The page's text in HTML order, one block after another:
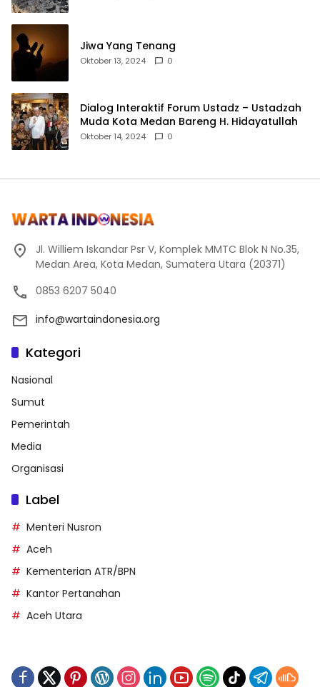
Jiwa Yang Tenang
Oktober 13, 2024 0
Dialog Interaktif Forum Ustadz – Ustadzah
Muda Kota Medan Bareng H. Hidayatullah
Oktober 14, 2024 0
Jl. Williem Iskandar Psr V, Komplek MMTC Blok N No.35,
Medan Area, Kota Medan, Sumatera Utara (20371)
0853 6207 5040
info@wartaindonesia.org
Kategori
Nasional
Sumut
Pemerintah
Media
Organisasi
Label
Menteri Nusron
Aceh
Kementerian ATR/BPN
Kantor Pertanahan
Aceh Utara